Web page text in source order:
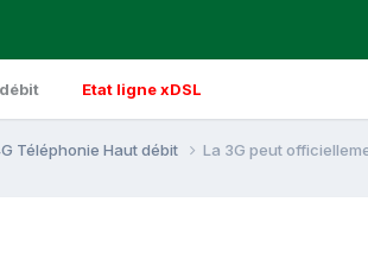
Etat ligne xDSL
Téléphonie Haut débit La 3G peut